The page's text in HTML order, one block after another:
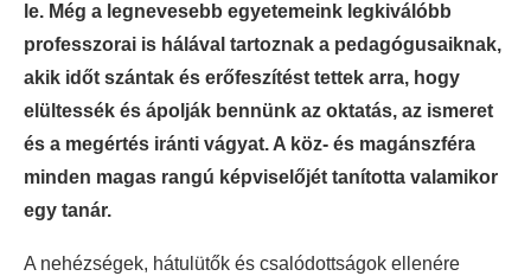
le. Még a legnevesebb egyetemeink legkiválóbb
professzorai is hálával tartoznak a pedagógusaiknak,
akik időt szántak és erőfeszítést tettek arra, hogy
elültessék és ápolják bennünk az oktatás, az ismeret
és a megértés iránti vágyat. A köz- és magánszféra
minden magas rangú képviselőjét tanította valamikor
egy tanár.
A nehézségek, hátulütők és csalódottságok ellenére